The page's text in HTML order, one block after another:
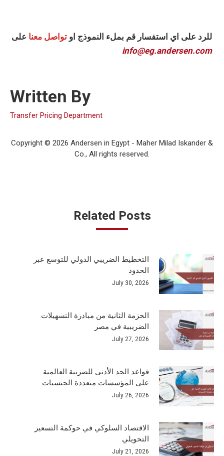
للرد على اي استفسار قم بملء النموذج او تواصل معنا على
info@eg.andersen.com
Written By
Transfer Pricing Department
Copyright © 2026 Andersen in Egypt - Maher Milad Iskander &
Co., All rights reserved.
Related Posts
التخطيط الضريبي الدولي للتوسع عبر
الحدود
July 30, 2026
الحزمة الثانية من مبادرة التسهيلات
الضريبية في مصر
July 27, 2026
قواعد الحد الأدنى للضريبة العالمية
على المؤسسات متعددة الجنسيات
July 26, 2026
الاقتصاد السلوكي في حوكمة التسعير
التحويلي
July 21, 2026